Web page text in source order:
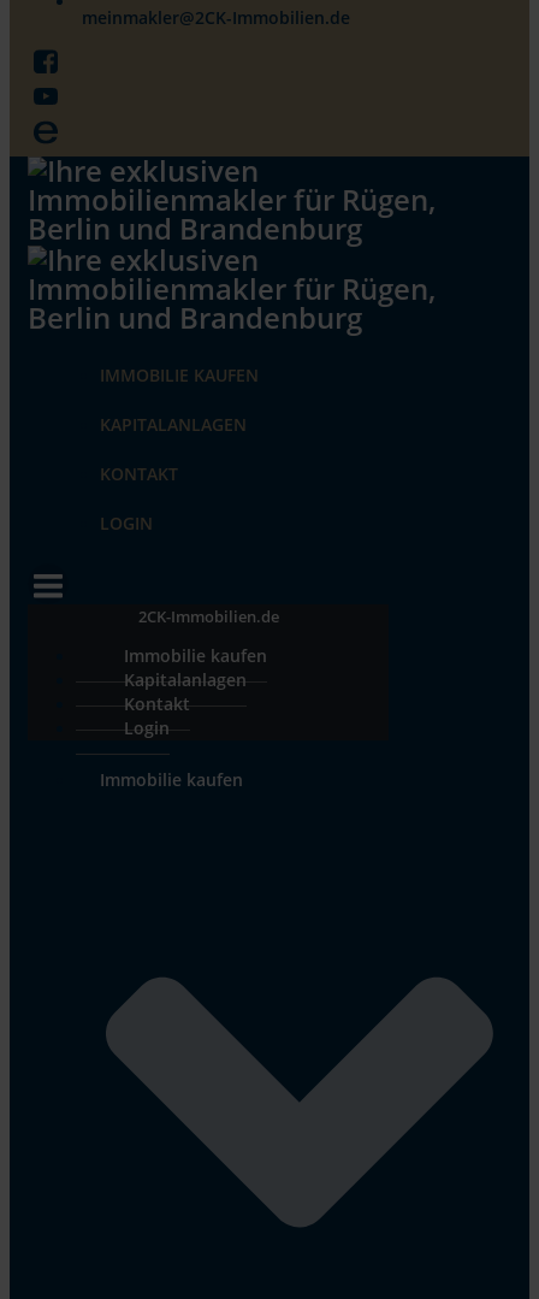
meinmakler@2CK-Immobilien.de
IMMOBILIE KAUFEN
KAPITALANLAGEN
KONTAKT
LOGIN
2CK-Immobilien.de
Immobilie kaufen
Kapitalanlagen
Kontakt
Login
Immobilie kaufen